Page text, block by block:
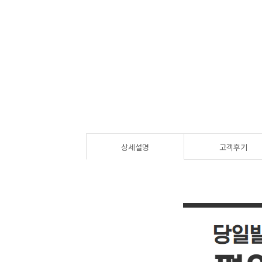
상세설명 고객후기